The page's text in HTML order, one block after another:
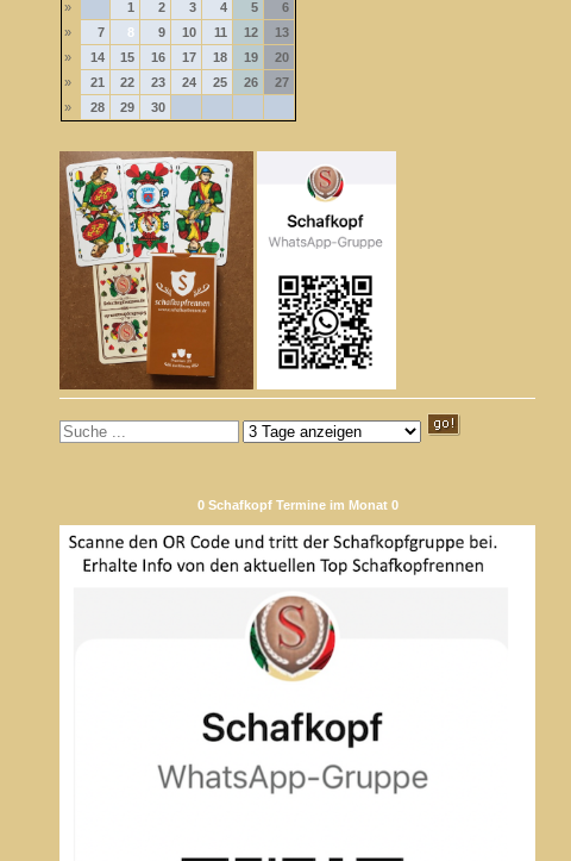
» 1 2 3 4 5
6
»
7 8 9 10 11 12
13
»
14 15 16 17 18 19
20
»
21 22 23 24 25 26
27
»
28 29 30
0 Schafkopf Termine im Monat 0